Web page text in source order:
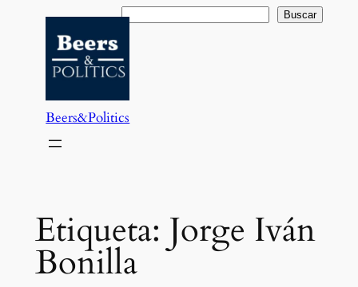
contenido
Buscar Buscar
Beers&Politics
Etiqueta: Jorge Iván
Bonilla